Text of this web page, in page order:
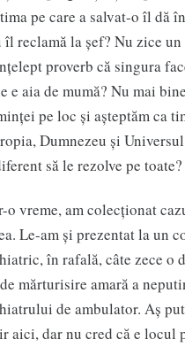
pe care a salvat-o îl dă
îl reclamă la șef? Nu zice
proverb că singura
e aia de mumă? Nu mai
pe loc și așteptăm ca
Dumnezeu și Universul
să le rezolve pe toate?
o vreme, am colecționat
Le-am și prezentat la un
în rafală, câte zece o
mărturisire amară a
de ambulator. Aș
aici, dar nu cred că e locul